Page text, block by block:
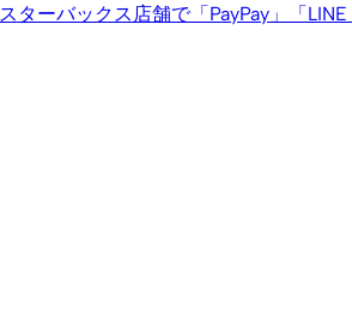
スターバックス店舗で「PayPay」「